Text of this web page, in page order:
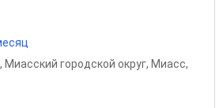
, Миасский городской округ, Миасс,